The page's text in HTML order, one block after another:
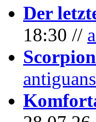
Der
18:30 //